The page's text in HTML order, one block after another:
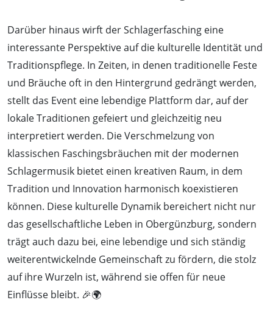
Darüber hinaus wirft der Schlagerfasching eine
interessante Perspektive auf die kulturelle Identität und
Traditionspflege. In Zeiten, in denen traditionelle Feste
und Bräuche oft in den Hintergrund gedrängt werden,
stellt das Event eine lebendige Plattform dar, auf der
lokale Traditionen gefeiert und gleichzeitig neu
interpretiert werden. Die Verschmelzung von
klassischen Faschingsbräuchen mit der modernen
Schlagermusik bietet einen kreativen Raum, in dem
Tradition und Innovation harmonisch koexistieren
können. Diese kulturelle Dynamik bereichert nicht nur
das gesellschaftliche Leben in Obergünzburg, sondern
trägt auch dazu bei, eine lebendige und sich ständig
weiterentwickelnde Gemeinschaft zu fördern, die stolz
auf ihre Wurzeln ist, während sie offen für neue
Einflüsse bleibt. 🎉🌍